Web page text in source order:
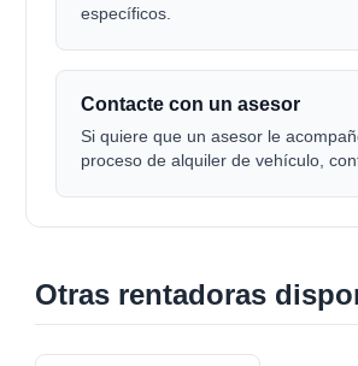
específicos.
Contacte con un asesor
Si quiere que un asesor le
proceso de alquiler de vehículo,
Otras rentadoras